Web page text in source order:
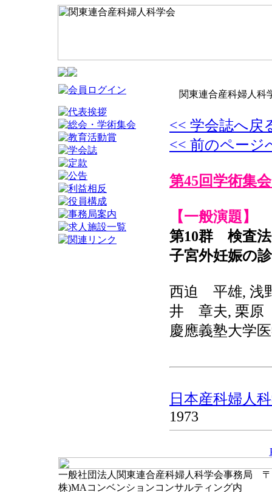
関東連合産科婦人科
<< 学会誌へ戻
<< 前のページ
第45回学術集会
【一般演題】
第10群 検査法
子宮外妊娠の
西迫 平雄, 浅
井 章夫, 栗
慶應義塾大学
日本産科婦人
1973
一般社団法人関東連合産科婦人科学会事務局 〒
株)MAコンベンションコンサルティング内